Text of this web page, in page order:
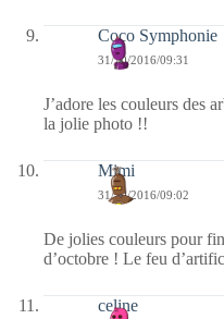
Coco Symphonie
31/10/2016/09:31
J’adore les couleurs des
la jolie photo !!
Mimi
31/10/2016/09:02
De jolies couleurs pour
d’octobre ! Le feu
celine